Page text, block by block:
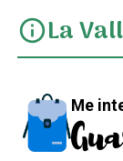
infoLa
Me